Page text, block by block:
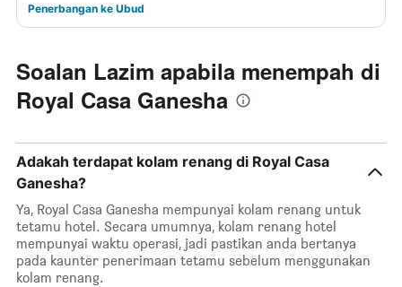
Penerbangan ke Ubud
Soalan Lazim apabila menempah di
Royal Casa Ganesha
Adakah terdapat kolam renang di Royal Casa
Ganesha?
Ya, Royal Casa Ganesha mempunyai kolam renang untuk
tetamu hotel. Secara umumnya, kolam renang hotel
mempunyai waktu operasi, jadi pastikan anda bertanya
pada kaunter penerimaan tetamu sebelum menggunakan
kolam renang.